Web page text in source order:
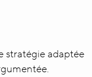
stratégie adaptée